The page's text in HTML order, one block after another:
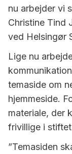
nu arbejder vi
Christine Tind
ved Helsingør
Lige nu
temaside om
hjemmeside.
materiale, der
frivillige i
”Temasiden